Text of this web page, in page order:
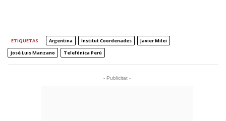
ETIQUETAS Argentina Institut Coordenades
Javier Milei
José Luis Manzano
Telefónica Perú
- Publicitat -